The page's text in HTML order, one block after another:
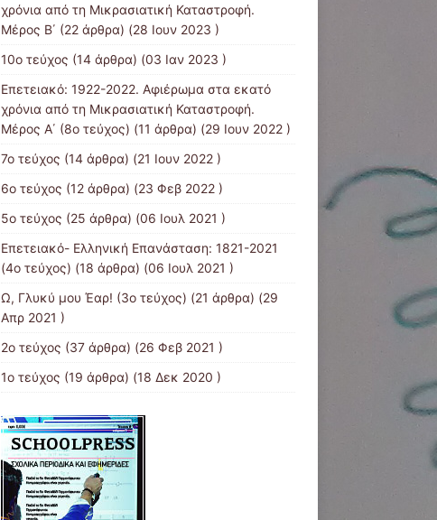
χρόνια από τη Μικρασιατική Καταστροφή.
Μέρος B΄ (22 άρθρα) (28 Ιουν 2023 )
10ο τεύχος (14 άρθρα) (03 Ιαν 2023 )
Επετειακό: 1922-2022. Αφιέρωμα στα εκατό
χρόνια από τη Μικρασιατική Καταστροφή.
Μέρος Α΄ (8ο τεύχος) (11 άρθρα) (29 Ιουν 2022 )
7o τεύχος (14 άρθρα) (21 Ιουν 2022 )
6ο τεύχος (12 άρθρα) (23 Φεβ 2022 )
5ο τεύχος (25 άρθρα) (06 Ιουλ 2021 )
Επετειακό- Ελληνική Επανάσταση: 1821-2021
(4ο τεύχος) (18 άρθρα) (06 Ιουλ 2021 )
Ω, Γλυκύ μου Έαρ! (3ο τεύχος) (21 άρθρα) (29
Απρ 2021 )
2o τεύχος (37 άρθρα) (26 Φεβ 2021 )
1ο τεύχος (19 άρθρα) (18 Δεκ 2020 )